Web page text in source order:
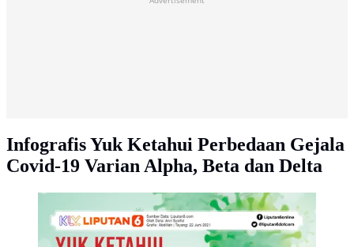
Infografis Yuk Ketahui Perbedaan Gejala
Covid-19 Varian Alpha, Beta dan Delta
Infografis Yuk Ketahui Perbedaan Gejala Covid-19
Varian Alpha, Beta dan Delta. (Liputan6.com/Abdillah)